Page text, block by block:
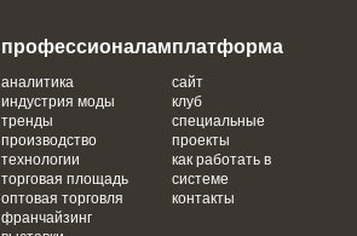
профессионалам
аналитика
индустрия моды
тренды
производство
технологии
торговая площадь
оптовая торговля
франчайзинг
платформа
сайт
клуб
специальные
проекты
как работать в
системе
контакты